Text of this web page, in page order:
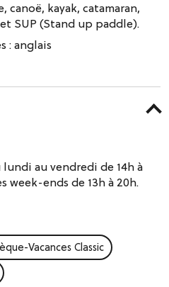
canoë, kayak, catamaran,
SUP (Stand up paddle).
:anglais
au vendredi de 14h à
week-ends de 13h à 20h.
Vacances Classic